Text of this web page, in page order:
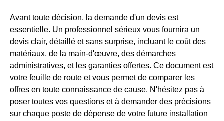
Avant toute décision, la demande d'un devis est
essentielle. Un professionnel sérieux vous fournira un
devis clair, détaillé et sans surprise, incluant le coût des
matériaux, de la main-d'œuvre, des démarches
administratives, et les garanties offertes. Ce document est
votre feuille de route et vous permet de comparer les
offres en toute connaissance de cause. N'hésitez pas à
poser toutes vos questions et à demander des précisions
sur chaque poste de dépense de votre future installation